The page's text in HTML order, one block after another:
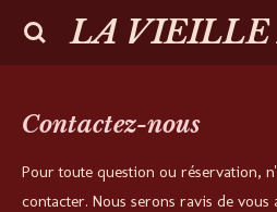
Passer
principal
LA VIEILLE
Contactez-nous
Pour toute question ou réservation,
contacter. Nous serons ravis de vous